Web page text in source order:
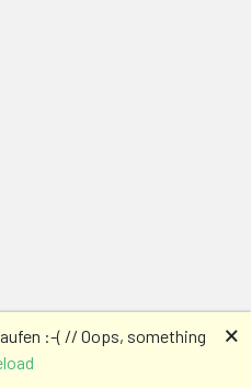
:-( // Oops, something
🗙